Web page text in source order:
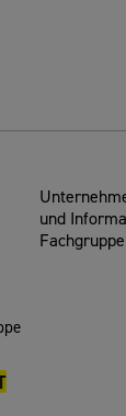
und
Fachgruppe